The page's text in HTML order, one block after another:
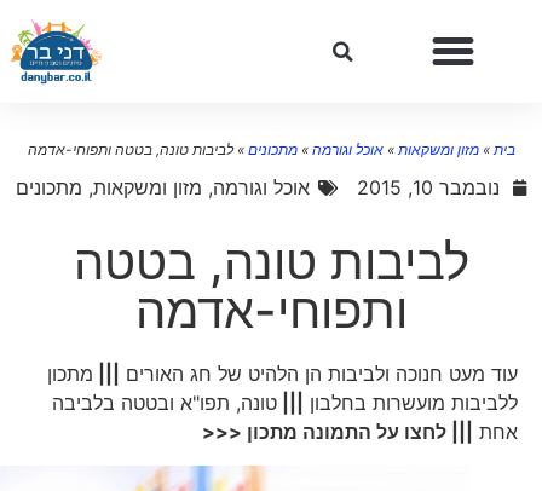
»מזון ומשקאות»אוכל וגורמה»מתכונים»לביבות טונה, בטטה ותפוחי-אדמה
נובמבר 10, 2015 אוכל וגורמה,מזון ומשקאות,מתכונים
לביבות טונה, בטטה
ותפוחי-אדמה
עוד מעט חנוכה ולביבות הן הלהיט של חג האורים|||
מתכון
ללביבות מועשרות בחלבון|||
טונה, תפו"א ובטטה בלביבה
אחת||| לחצו על התמונה מתכון <<<